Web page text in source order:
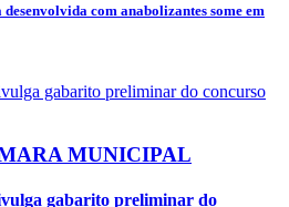
com anabolizantes some em
MUNICIPAL
gabarito preliminar do